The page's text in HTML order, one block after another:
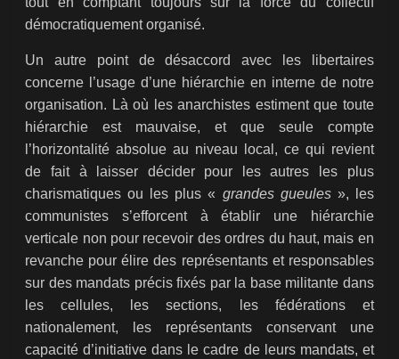
démocratiquement organisé.
Un autre point de désaccord avec les libertaires
concerne l’usage d’une hiérarchie en interne de notre
organisation. Là où les anarchistes estiment que toute
hiérarchie est mauvaise, et que seule compte
l’horizontalité absolue au niveau local, ce qui revient
de fait à laisser décider pour les autres les plus
charismatiques ou les plus « grandes gueules », les
communistes s’efforcent à établir une hiérarchie
verticale non pour recevoir des ordres du haut, mais en
revanche pour élire des représentants et responsables
sur des mandats précis fixés par la base militante dans
les cellules, les sections, les fédérations et
nationalement, les représentants conservant une
capacité d’initiative dans le cadre de leurs mandats, et